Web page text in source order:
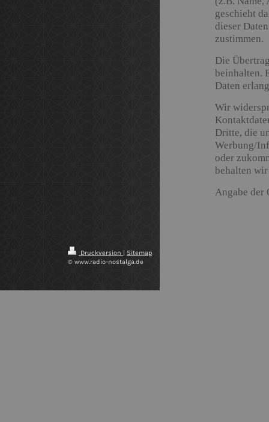
geschieht
dieser
zustimmen.
Die
beinhalten.
Daten
Wir
Dritte, die
Werbung/
oder
behalten
Angabe der
Druckversion | Sitemap
© www.radio-nostalga.de